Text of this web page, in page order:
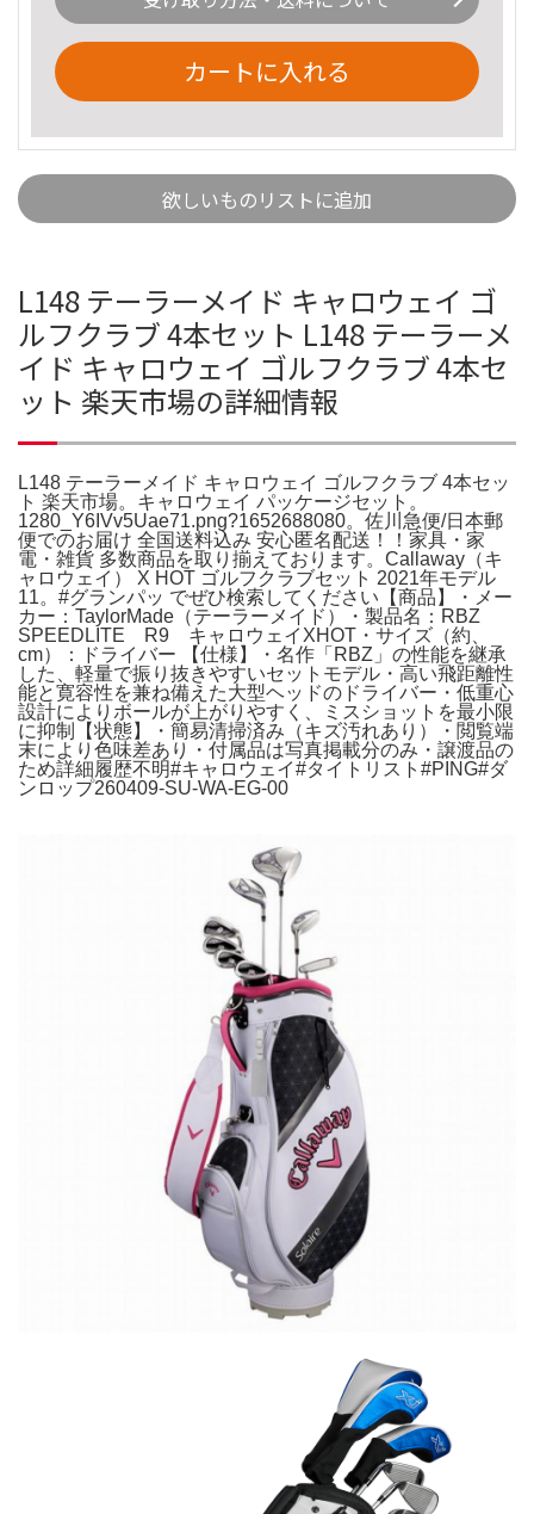
カートに入れる
欲しいものリストに追加
L148 テーラーメイド キャロウェイ ゴ
ルフクラブ 4本セット L148 テーラーメ
イド キャロウェイ ゴルフクラブ 4本セ
ット 楽天市場の詳細情報
L148 テーラーメイド キャロウェイ ゴルフクラブ 4本セッ
ト 楽天市場。キャロウェイ パッケージセット。
1280_Y6IVv5Uae71.png?1652688080。佐川急便/日本郵
便でのお届け 全国送料込み 安心匿名配送！！家具・家
電・雑貨 多数商品を取り揃えております。Callaway（キ
ャロウェイ） X HOT ゴルフクラブセット 2021年モデル
11。#グランパッ でぜひ検索してください【商品】・メー
カー：TaylorMade（テーラーメイド）・製品名：RBZ
SPEEDLITE R9 キャロウェイXHOT・サイズ（約、
cm）：ドライバー 【仕様】・名作「RBZ」の性能を継承
した、軽量で振り抜きやすいセットモデル・高い飛距離性
能と寛容性を兼ね備えた大型ヘッドのドライバー・低重心
設計によりボールが上がりやすく、ミスショットを最小限
に抑制【状態】・簡易清掃済み（キズ汚れあり）・閲覧端
末により色味差あり・付属品は写真掲載分のみ・譲渡品の
ため詳細履歴不明#キャロウェイ#タイトリスト#PING#ダ
ンロップ260409-SU-WA-EG-00